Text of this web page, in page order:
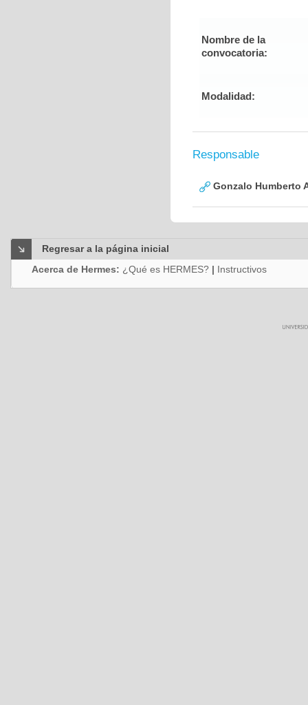
Nombre de la
convocatoria:
Modalidad:
Responsable
Gonzalo Humberto
Regresar a la página inicial
Acerca de Hermes: ¿Qué es HERMES? | Instructivos